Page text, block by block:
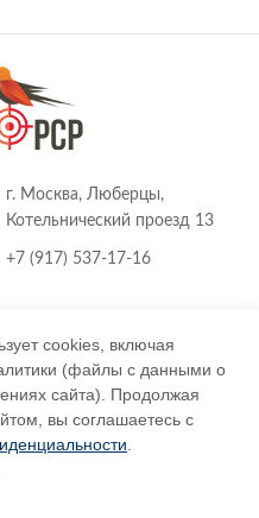
г. Москва, Люберцы,
Котельнический проезд 13
+7 (917) 537-17-16
info@DrozdPcp.ru
cookies, включая
(файлы с данными о
сайта). Продолжая
вы соглашаетесь с